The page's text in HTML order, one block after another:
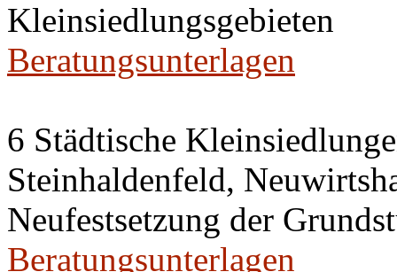
Kleinsiedlungsgebieten
Beratungsunterlagen
6 Städtische
Steinhaldenfeld,
Neufestsetzung der
Beratungsunterlagen